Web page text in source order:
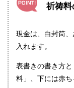
祈祷
現金は、白封筒
入れます。
表書きの書き方
料」、下には赤ち